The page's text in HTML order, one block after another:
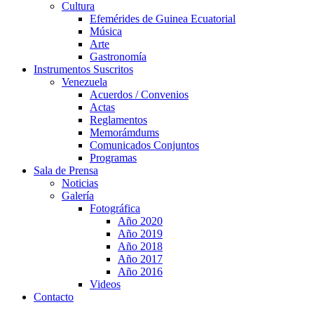
Cultura
Efemérides de Guinea Ecuatorial
Música
Arte
Gastronomía
Instrumentos Suscritos
Venezuela
Acuerdos / Convenios
Actas
Reglamentos
Memorámdums
Comunicados Conjuntos
Programas
Sala de Prensa
Noticias
Galería
Fotográfica
Año 2020
Año 2019
Año 2018
Año 2017
Año 2016
Videos
Contacto